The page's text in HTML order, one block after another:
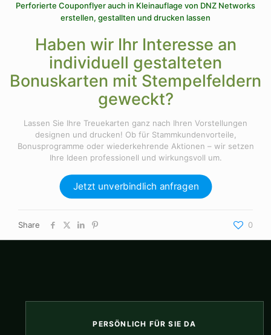
Perforierte Couponflyer auch in Kleinauflage von DNZ Networks
erstellen, gestallten und drucken lassen
Haben wir Ihr Interesse an
individuell gestalteten
Bonuskarten mit Stempelfeldern
geweckt?
Lassen Sie Ihre Treuekarten ganz nach Ihren Vorstellungen
designen und drucken! Ob für Stammkundenvorteile,
Bonusprogramme oder wiederkehrende Aktionen – wir setzen
Ihre Ideen professionell und wirkungsvoll um.
Jetzt unverbindlich anfragen
Share 0
PERSÖNLICH FÜR SIE DA